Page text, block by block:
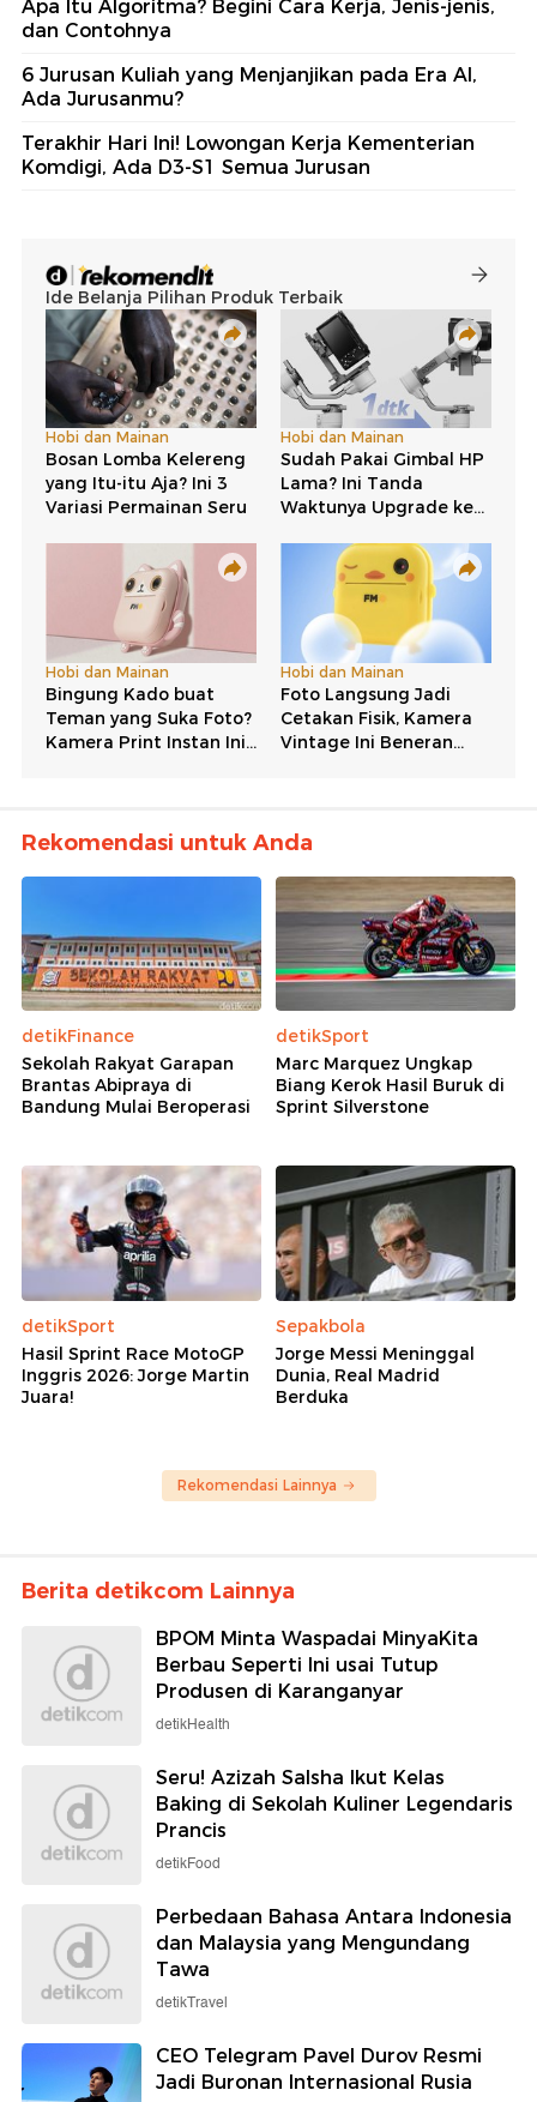
Apa Itu Algoritma? Begini Cara Kerja, Jenis-jenis,
dan Contohnya
6 Jurusan Kuliah yang Menjanjikan pada Era AI,
Ada Jurusanmu?
Terakhir Hari Ini! Lowongan Kerja Kementerian
Komdigi, Ada D3-S1 Semua Jurusan
Rekomendasi untuk Anda
detikFinance
Sekolah Rakyat Garapan
Brantas Abipraya di
Bandung Mulai Beroperasi
detikSport
Marc Marquez Ungkap
Biang Kerok Hasil Buruk di
Sprint Silverstone
detikSport
Hasil Sprint Race MotoGP
Inggris 2026: Jorge Martin
Juara!
Sepakbola
Jorge Messi Meninggal
Dunia, Real Madrid
Berduka
Rekomendasi Lainnya
Berita detikcom Lainnya
BPOM Minta Waspadai MinyaKita
Berbau Seperti Ini usai Tutup
Produsen di Karanganyar
detikHealth
Seru! Azizah Salsha Ikut Kelas
Baking di Sekolah Kuliner Legendaris
Prancis
detikFood
Perbedaan Bahasa Antara Indonesia
dan Malaysia yang Mengundang
Tawa
detikTravel
CEO Telegram Pavel Durov Resmi
Jadi Buronan Internasional Rusia